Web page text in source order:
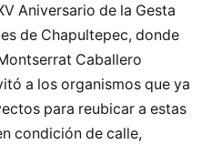
Aniversario de la Gesta
de Chapultepec, donde
Caballero
a los organismos que ya
para reubicar a estas
condición de calle,